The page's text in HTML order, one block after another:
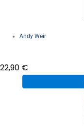
Andy Weir
22,90 €